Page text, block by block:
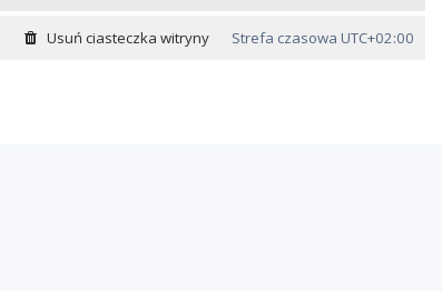
Strefa czasowa UTC+02:00
Usuń ciasteczka witryny